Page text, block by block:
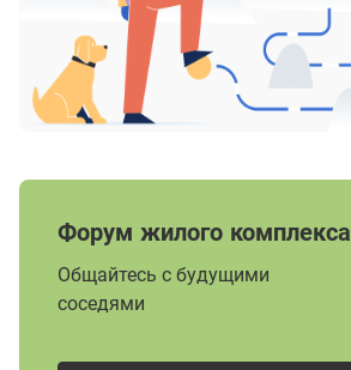
Форум жилого комплекса
Общайтесь с будущими
соседями